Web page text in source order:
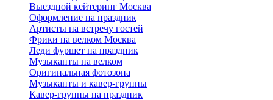
Выездной кейтеринг Москва
Оформление на праздник
Артисты на встречу гостей
Фрики на велком Москва
Леди фуршет на праздник
Музыканты на велком
Оригинальная фотозона
Музыканты и кавер-группы
Кавер-группы на праздник